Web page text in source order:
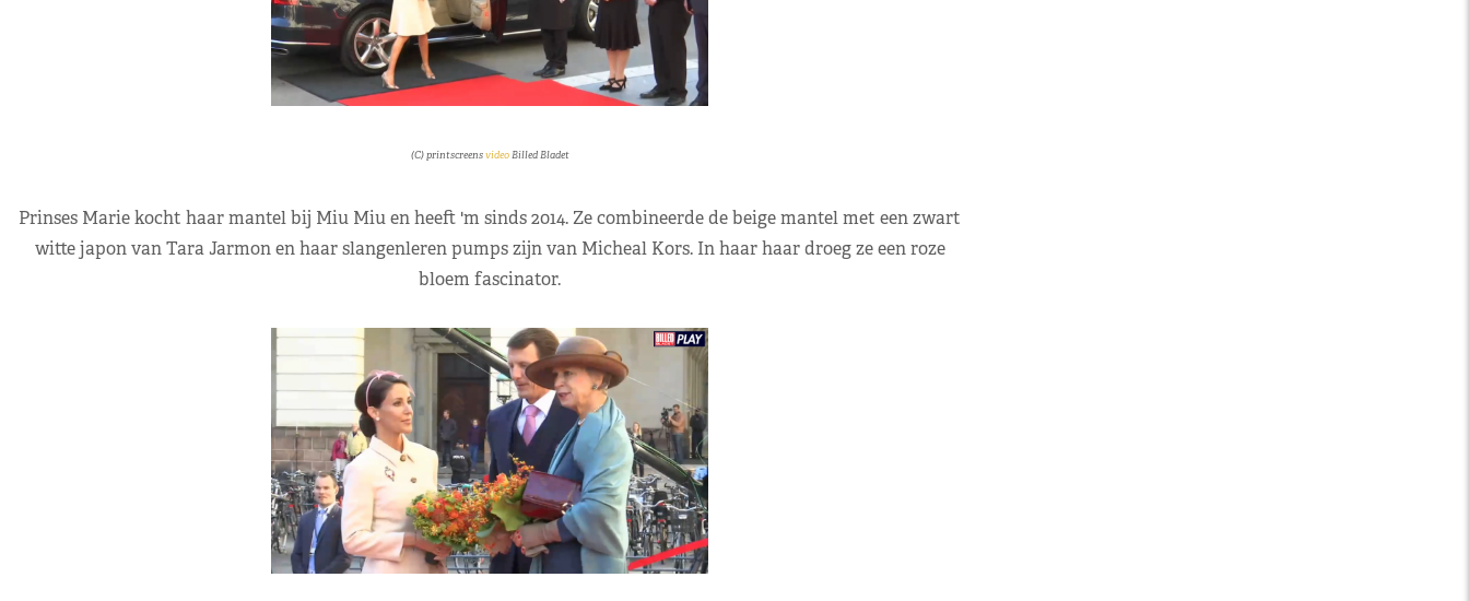
(C) printscreensvideoBilled Bladet
Prinses Marie kocht haar mantel bij Miu Miu en heeft 'm sinds 2014. Ze combineerde de beige mantel met een zwart
witte japon van Tara Jarmon en haar slangenleren pumps zijn van Micheal Kors. In haar haar droeg ze een roze
bloem fascinator.